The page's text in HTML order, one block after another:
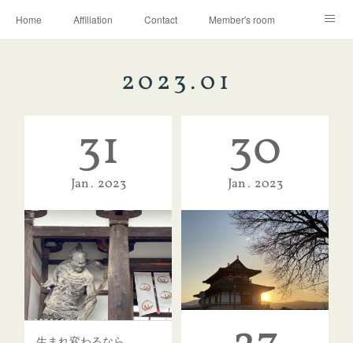
Home Affiliation Contact Member's room
2023.01
31
Jan 2023
30
Jan 2023